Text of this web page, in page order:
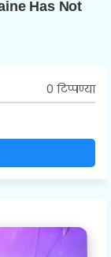
0 टिप्पण्या